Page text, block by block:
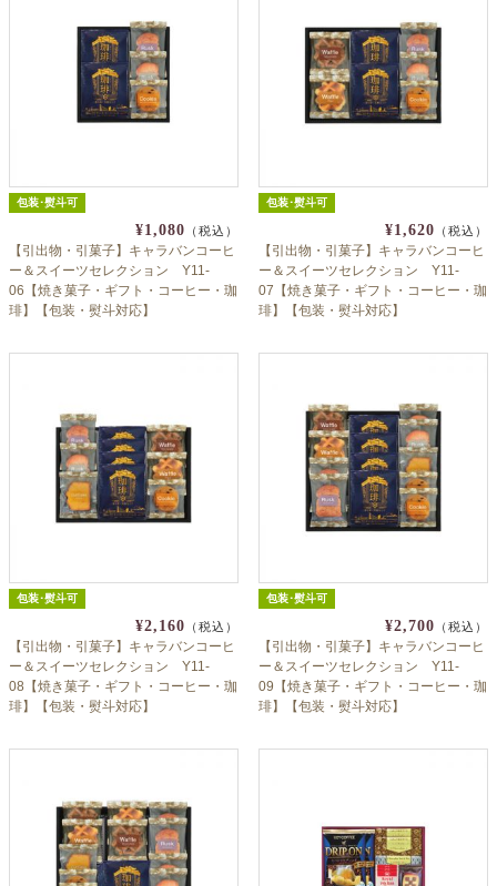
包装･熨斗可
¥1,080 （税込）
【引出物・引菓子】キャラバンコーヒ
ー＆スイーツセレクション Y11-
06【焼き菓子・ギフト・コーヒー・珈
琲】【包装・熨斗対応】
包装･熨斗可
¥1,620 （税込）
【引出物・引菓子】キャラバンコーヒ
ー＆スイーツセレクション Y11-
07【焼き菓子・ギフト・コーヒー・珈
琲】【包装・熨斗対応】
包装･熨斗可
¥2,160 （税込）
【引出物・引菓子】キャラバンコーヒ
ー＆スイーツセレクション Y11-
08【焼き菓子・ギフト・コーヒー・珈
琲】【包装・熨斗対応】
包装･熨斗可
¥2,700 （税込）
【引出物・引菓子】キャラバンコーヒ
ー＆スイーツセレクション Y11-
09【焼き菓子・ギフト・コーヒー・珈
琲】【包装・熨斗対応】